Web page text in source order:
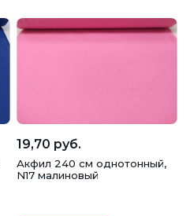
19,70 руб.
Акфил 240 см однотонный,
N17 малиновый